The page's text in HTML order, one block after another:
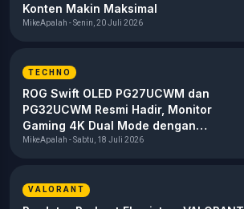
Konten Makin Maksimal
MikeApalah - Senin, 20 Juli 2026
TECHNO
ROG Swift OLED PG27UCWM dan
PG32UCWM Resmi Hadir, Monitor
Gaming 4K Dual Mode dengan
Tandem RGB OLED
MikeApalah - Sabtu, 18 Juli 2026
VALORANT